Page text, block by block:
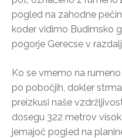
pogled na zahodne
koder vidimo Budimsko
pogorje Gerecse v
Ko se vrnemo na
po pobočjih, dokler
preizkusi naše
dosegu 322 metrov
jemajoč pogled na